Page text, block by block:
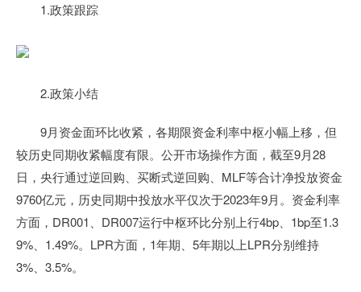
1.政策跟踪
2.政策小结
9月资金面环比收紧，各期限资金利率中枢小幅上移，但
较历史同期收紧幅度有限。公开市场操作方面，截至9月28
日，央行通过逆回购、买断式逆回购、MLF等合计净投放资金
9760亿元，历史同期中投放水平仅次于2023年9月。资金利率
方面，DR001、DR007运行中枢环比分别上行4bp、1bp至1.3
9%、1.49%。LPR方面，1年期、5年期以上LPR分别维持
3%、3.5%。